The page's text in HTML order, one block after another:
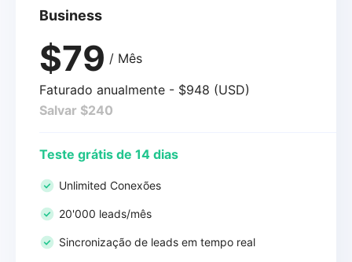
Business
$79 / Mês
Faturado anualmente - $948 (USD)
Salvar $240
Teste grátis de 14 dias
Unlimited Conexões
20'000 leads/mês
Sincronização de leads em tempo real